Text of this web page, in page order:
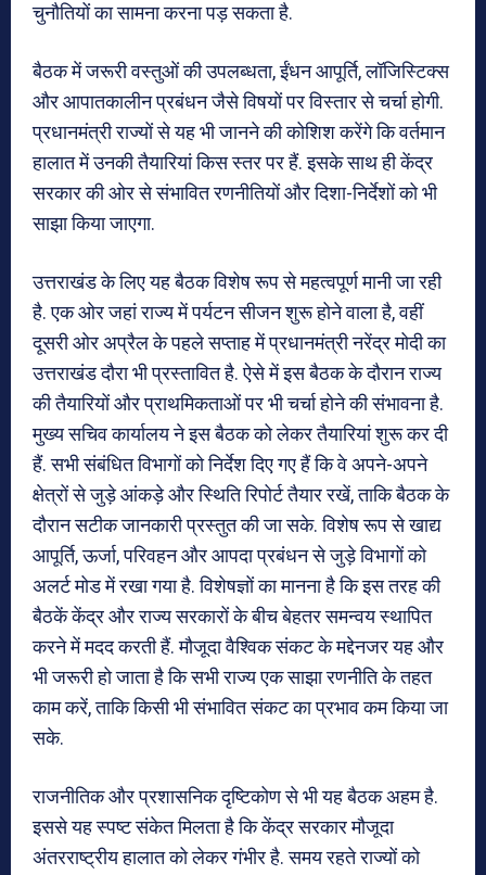
चुनौतियों का सामना करना पड़ सकता है.
बैठक में जरूरी वस्तुओं की उपलब्धता, ईंधन आपूर्ति, लॉजिस्टिक्स
और आपातकालीन प्रबंधन जैसे विषयों पर विस्तार से चर्चा होगी.
प्रधानमंत्री राज्यों से यह भी जानने की कोशिश करेंगे कि वर्तमान
हालात में उनकी तैयारियां किस स्तर पर हैं. इसके साथ ही केंद्र
सरकार की ओर से संभावित रणनीतियों और दिशा-निर्देशों को भी
साझा किया जाएगा.
उत्तराखंड के लिए यह बैठक विशेष रूप से महत्वपूर्ण मानी जा रही
है. एक ओर जहां राज्य में पर्यटन सीजन शुरू होने वाला है, वहीं
दूसरी ओर अप्रैल के पहले सप्ताह में प्रधानमंत्री नरेंद्र मोदी का
उत्तराखंड दौरा भी प्रस्तावित है. ऐसे में इस बैठक के दौरान राज्य
की तैयारियों और प्राथमिकताओं पर भी चर्चा होने की संभावना है.
मुख्य सचिव कार्यालय ने इस बैठक को लेकर तैयारियां शुरू कर दी
हैं. सभी संबंधित विभागों को निर्देश दिए गए हैं कि वे अपने-अपने
क्षेत्रों से जुड़े आंकड़े और स्थिति रिपोर्ट तैयार रखें, ताकि बैठक के
दौरान सटीक जानकारी प्रस्तुत की जा सके. विशेष रूप से खाद्य
आपूर्ति, ऊर्जा, परिवहन और आपदा प्रबंधन से जुड़े विभागों को
अलर्ट मोड में रखा गया है. विशेषज्ञों का मानना है कि इस तरह की
बैठकें केंद्र और राज्य सरकारों के बीच बेहतर समन्वय स्थापित
करने में मदद करती हैं. मौजूदा वैश्विक संकट के मद्देनजर यह और
भी जरूरी हो जाता है कि सभी राज्य एक साझा रणनीति के तहत
काम करें, ताकि किसी भी संभावित संकट का प्रभाव कम किया जा
सके.
राजनीतिक और प्रशासनिक दृष्टिकोण से भी यह बैठक अहम है.
इससे यह स्पष्ट संकेत मिलता है कि केंद्र सरकार मौजूदा
अंतरराष्ट्रीय हालात को लेकर गंभीर है. समय रहते राज्यों को